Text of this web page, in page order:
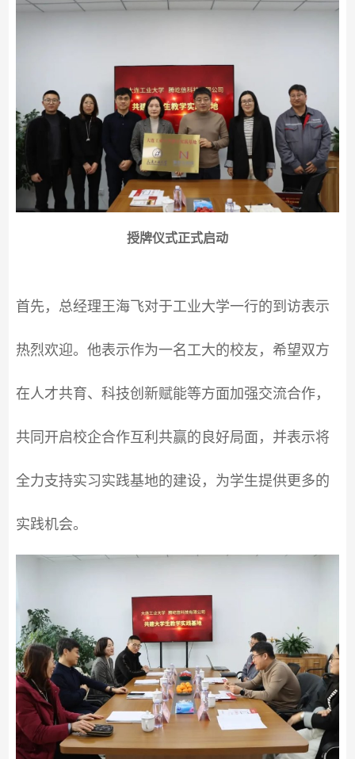
授牌仪式正式启动
首先，总经理王海飞对于工业大学一行的到访表示
热烈欢迎。他表示作为一名工大的校友，希望双方
在人才共育、科技创新赋能等方面加强交流合作，
共同开启校企合作互利共赢的良好局面，并表示将
全力支持实习实践基地的建设，为学生提供更多的
实践机会。